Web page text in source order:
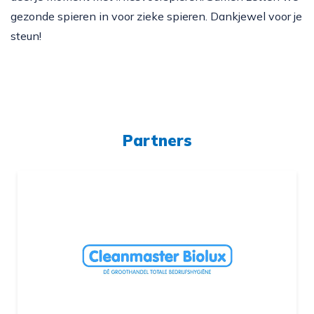
gezonde spieren in voor zieke spieren. Dankjewel voor je
steun!
Partners